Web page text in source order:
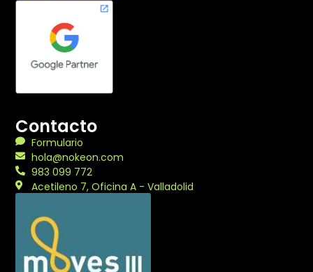
Contacto
Formulario
hola@nokeon.com
983 099 772
Acetileno 7, Oficina A - Valladolid